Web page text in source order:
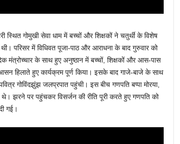
स्थित गोमुखी सेवा धाम में बच्चों और शिक्षकों ने चतुर्थी के विशेष
परिसर में विधिवत पूजा-पाठ और आराधना के बाद गुरुवार को
मंत्रोच्चार के साथ हुए अनुष्ठान में बच्चों, शिक्षकों और आस-पास
हिलाते हुए कार्यक्रम पूर्ण किया। इसके बाद गाजे-बाजे के साथ
गोविंदझुंझ जलप्रपात पहुंची। इस बीच गणपति बप्पा मोरया,
झरने पर पहुंचकर विसर्जन की रीति पूरी करते हुए गणपति को
गई।